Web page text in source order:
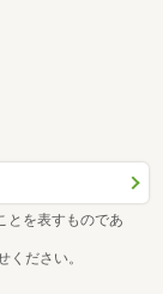
とを表すものであ
ださい。